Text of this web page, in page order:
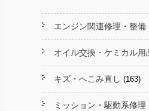
エンジン関連修理・整備
オイル交換・ケミカル用
キズ・へこみ直し (163)
ミッション・駆動系修理